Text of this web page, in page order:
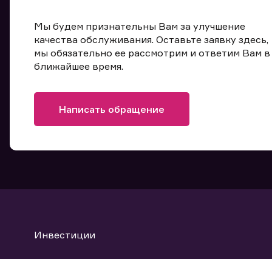
Мы будем признательны Вам за улучшение
качества обслуживания. Оставьте заявку здесь,
мы обязательно ее рассмотрим и ответим Вам в
ближайшее время.
Написать обращение
Инвестиции